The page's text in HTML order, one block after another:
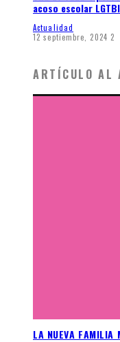
acoso escolar
Actualidad
12 septiembre, 2024 2
ARTÍCULO AL
LA NUEVA FAMILIA